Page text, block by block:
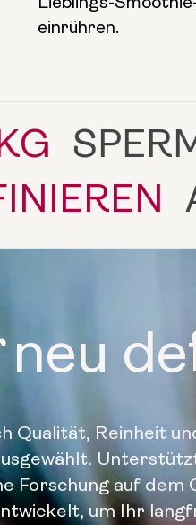
einrühren.
neu
Qualität, Reinheit
Forschung auf dem
um Ihr